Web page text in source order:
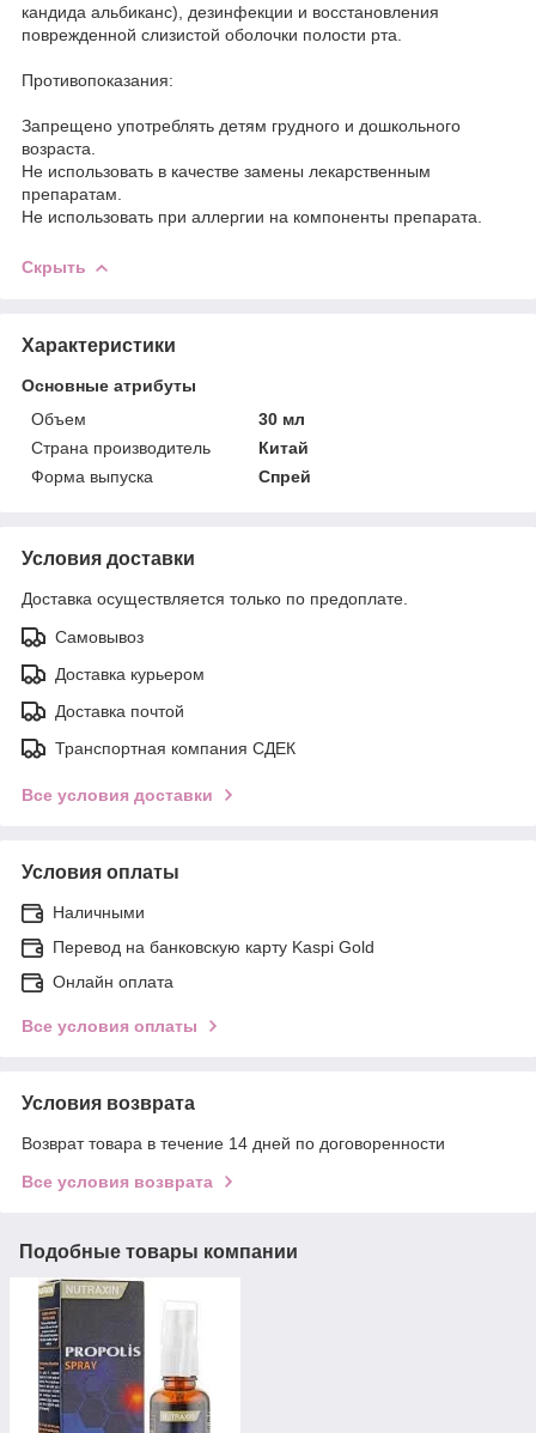
кандида альбиканс), дезинфекции и восстановления
поврежденной слизистой оболочки полости рта.
Противопоказания:
Запрещено употреблять детям грудного и дошкольного
возраста.
Не использовать в качестве замены лекарственным
препаратам.
Не использовать при аллергии на компоненты препарата.
Скрыть
Характеристики
Основные атрибуты
Объем
30 мл
Страна производитель
Китай
Форма выпуска
Спрей
Условия доставки
Доставка осуществляется только по предоплате.
Самовывоз
Доставка курьером
Доставка почтой
Транспортная компания СДЕК
Все условия доставки
Условия оплаты
Наличными
Перевод на банковскую карту Kaspi Gold
Онлайн оплата
Все условия оплаты
Условия возврата
Возврат товара в течение 14 дней по договоренности
Все условия возврата
Подобные товары компании